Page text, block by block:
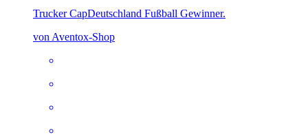
Trucker CapDeutschland Fußball Gewinner.
von Aventox-Shop